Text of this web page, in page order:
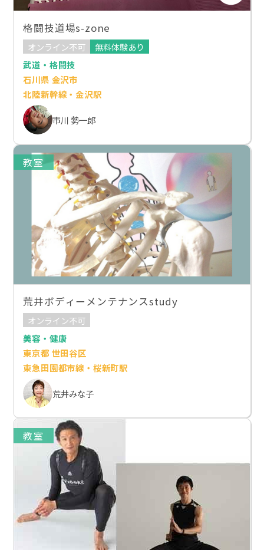
格闘技道場s-zone
オンライン不可
無料体験あり
武道・格闘技
石川県 金沢市
北陸新幹線・金沢駅
市川 勢一郎
教室
荒井ボディーメンテナンスstudy
オンライン不可
美容・健康
東京都 世田谷区
東急田園都市線・桜新町駅
荒井みな子
教室